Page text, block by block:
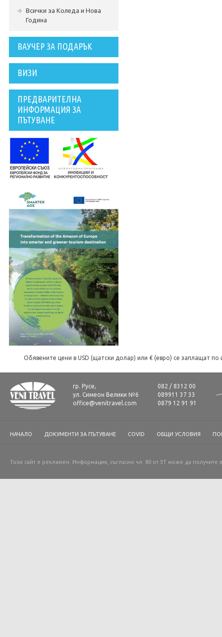
Всички за Коледа и Нова
Година
ВАУЧЕР ЗА ПОДАРЪК
ВИЗИ
ПРЕДВАРИТЕЛНА
ИНФОРМАЦИЯ ЗА
ПЪТУВАНЕ
Обявените цени в USD (щатски долар) или € (евро) се заплащат
гр. Русе,
ул. Симеон Велики №6
office@venitravel.com
082 / 8312 00
089911 37 33
0879 12 91 91
НАЧАЛО ДОКУМЕНТИ ЗА ПЪТУВАНЕ COVID ОБЩИ УСЛОВИЯ
Този сайт е рекламен. Информация, съгласно чл. 80 от ЗТ може да получите